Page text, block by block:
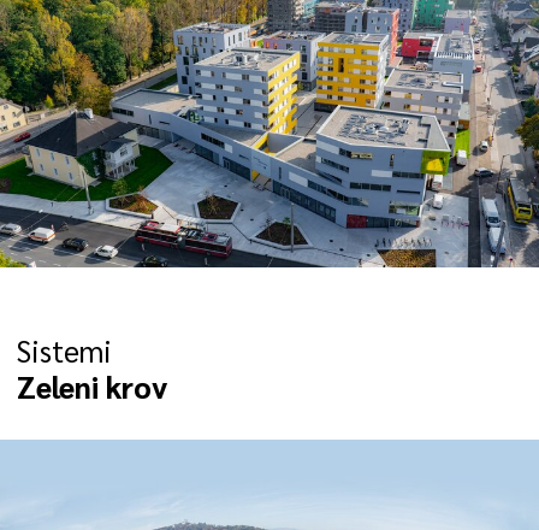
Sistemi
Zeleni krov